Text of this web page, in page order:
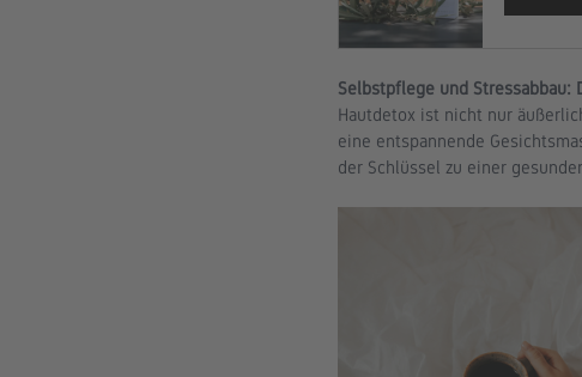
Selbstpflege und Stressabbau:
Hautdetox ist nicht nur
eine entspannende
der Schlüssel zu einer